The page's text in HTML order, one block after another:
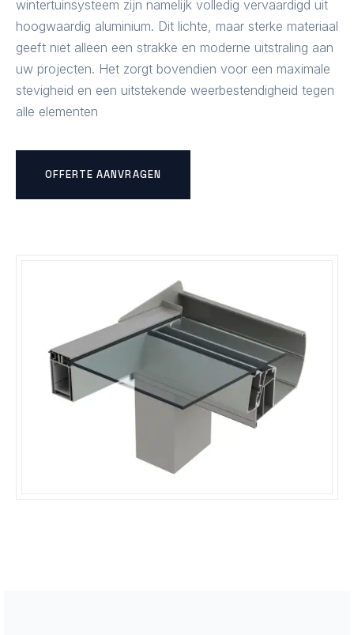
wintertuinsysteem zijn namelijk volledig vervaardigd uit
hoogwaardig aluminium. Dit lichte, maar sterke materiaal
geeft niet alleen een strakke en moderne uitstraling aan
uw projecten. Het zorgt bovendien voor een maximale
stevigheid en een uitstekende weerbestendigheid tegen
alle elementen
OFFERTE AANVRAGEN